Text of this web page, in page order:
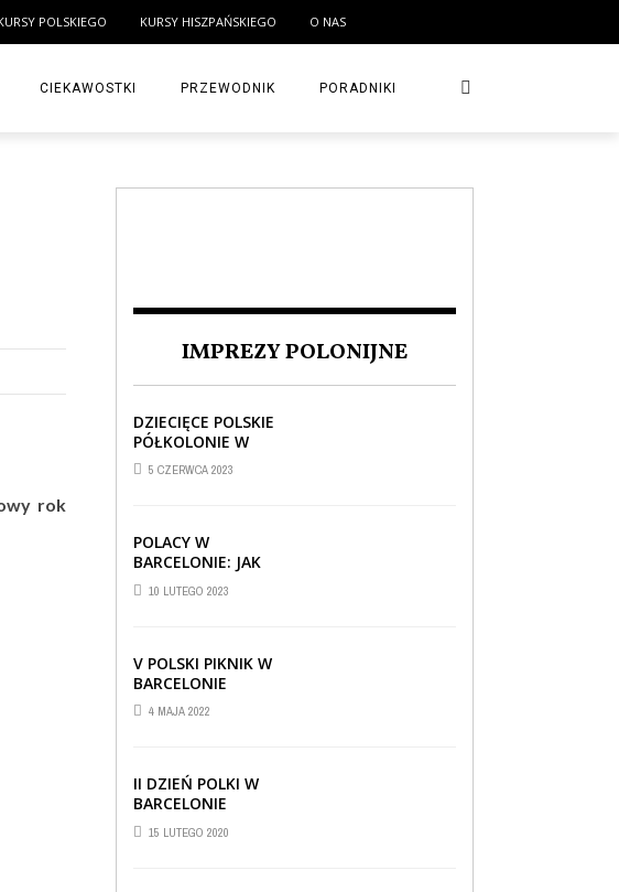
POLSKIEGO KURSY HISZPAŃSKIEGO O NAS
CIEKAWOSTKI PRZEWODNIK PORADNIKI
rok
IMPREZY POLONIJNE
DZIECIĘCE POLSKIE
PÓŁKOLONIE W
BARCELONIE
5 CZERWCA 2023
POLACY W
BARCELONIE: JAK
RADZĄ SOBIE ZA
GRANICĄ
10 LUTEGO 2023
V POLSKI PIKNIK W
BARCELONIE
4 MAJA 2022
II DZIEŃ POLKI W
BARCELONIE
15 LUTEGO 2020